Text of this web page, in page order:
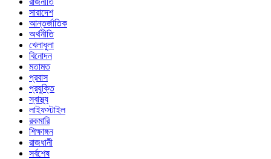
সারাদেশ
আন্তর্জাতিক
অর্থনীতি
খেলাধুলা
বিনোদন
মতামত
প্রবাস
প্রযুক্তি
স্বাস্থ্য
লাইফস্টাইল
রকমারি
শিক্ষাঙ্গন
রাজধানী
সর্বশেষ